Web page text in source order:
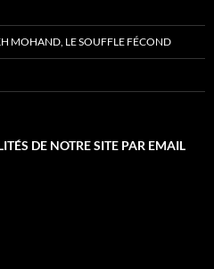
MOHAND, LE SOUFFLE FÉCOND
DE NOTRE SITE PAR EMAIL